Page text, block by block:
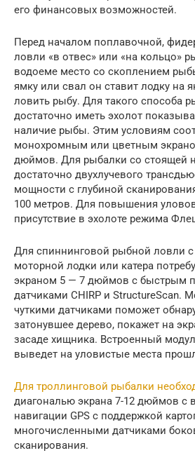
его финансовых возможностей.
Перед началом поплавочной,
ловли «в отвес» или «на кольцо»
водоеме место со скоплением
ямку или свал он ставит лодку на
ловить рыбу. Для такого способа
достаточно иметь эхолот
наличие рыбы. Этим условиям
монохромным или цветным
дюймов. Для рыбалки со стоящей
достаточно двухлучевого
мощности с глубиной
100 метров. Для повышения
присутствие в эхолоте режима
Для спиннинговой рыбной ловли
моторной лодки или катера
экраном 5 — 7 дюймов с быстрым
датчиками CHIRP и StructureScan.
чуткими датчиками поможет
затонувшее дерево, покажет на
засаде хищника. Встроенный
выведет на уловистые места
Для троллинговой рыбалки
диагональю экрана 7-12 дюймов с
навигации GPS с поддержкой
многочисленными датчиками
сканирования.